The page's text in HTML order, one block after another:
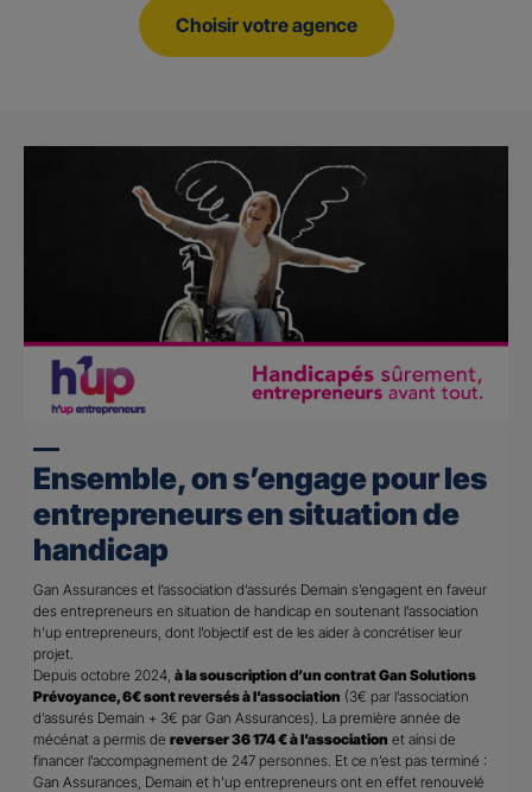
Choisir votre agence
Ensemble, on s’engage pour les
entrepreneurs en situation de
handicap
Gan Assurances et l’association d’assurés Demain s’engagent en faveur
des entrepreneurs en situation de handicap en soutenant l’association
h’up entrepreneurs, dont l’objectif est de les aider à concrétiser leur
projet.
Depuis octobre 2024, à la souscription d’un contrat Gan Solutions
Prévoyance, 6€ sont reversés à l’association (3€ par l’association
d’assurés Demain + 3€ par Gan Assurances). La première année de
mécénat a permis de reverser 36 174 € à l’association et ainsi de
financer l’accompagnement de 247 personnes. Et ce n’est pas terminé :
Gan Assurances, Demain et h’up entrepreneurs ont en effet renouvelé